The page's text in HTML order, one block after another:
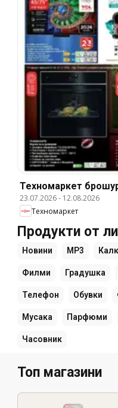
Техномаркет
23.07.2026- 12.08.2026
Техномаркет
Продукти от
Новини MP3
Филми Градушка
Телефон Обувки
Мусака Парфюми
Часовник
Топ магазини